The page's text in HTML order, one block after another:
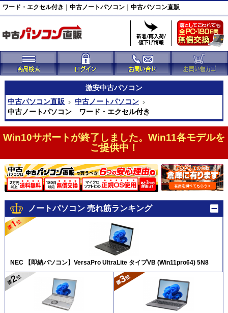
ワード・エクセル付き｜中古ノートパソコン｜中古パソコン直販
激安中古パソコン
中古パソコン直販
中古ノートパソコン
中古ノートパソコン ワード・エクセル付き
Win10サポートが終了しました。Win11各モデルを
ご提供中！
ノートパソコン 売れ筋ランキング
NEC 【即納パソコン】VersaPro UltraLite タイプVB (Win11pro64) 5N8